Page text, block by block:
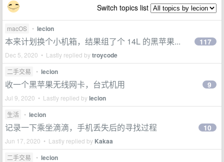
Switch topics list
macOS • lecion
本来计划换个小机箱，结果组了个 14L 的黑苹果...
Dec 5, 2020 • Lastly replied bytroycode
117
二手交易 • lecion
收一个黑苹果无线网卡，台式机用
Jul 9, 2020 • Lastly replied bylecion
9
生活 • lecion
记录一下乘坐滴滴，手机丢失后的寻找过程
Jun 17, 2020 • Lastly replied by Kakaa
10
二手交易 • lecion